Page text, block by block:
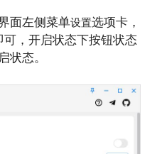
面左侧菜单设置选项卡，
可，开启状态下按钮状态
状态。